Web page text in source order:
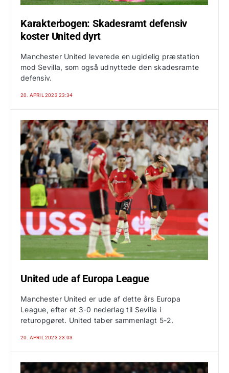
Karakterbogen: Skadesramt defensiv
koster United dyrt
Manchester United leverede en ugidelig præstation
mod Sevilla, som også udnyttede den skadesramte
defensiv.
20. APRIL 2023 23:34
United ude af Europa League
Manchester United er ude af dette års Europa
League, efter et 3-0 nederlag til Sevilla i
returopgøret. United taber sammenlagt 5-2.
20. APRIL 2023 23:03